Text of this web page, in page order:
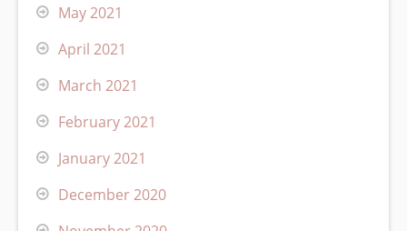
May 2021
April 2021
March 2021
February 2021
January 2021
December 2020